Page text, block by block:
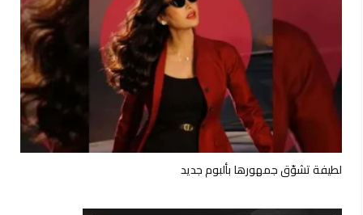
لطيفة تشوّق جمهورها بألبوم جديد